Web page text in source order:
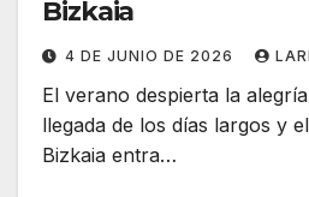
Bizkaia
4 DE JUNIO DE 2026
El verano despierta la
llegada de los días largos y
Bizkaia entra…